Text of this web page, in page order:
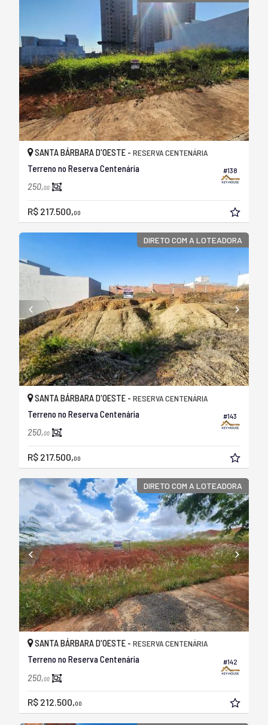
#138
SANTA BÁRBARA D'OESTE - RESERVA CENTENÁRIA
Terreno no Reserva Centenária
250,00
R$ 217.500,00
DIRETO COM A LOTEADORA
#143
SANTA BÁRBARA D'OESTE - RESERVA CENTENÁRIA
Terreno no Reserva Centenária
250,00
R$ 217.500,00
DIRETO COM A LOTEADORA
#142
SANTA BÁRBARA D'OESTE - RESERVA CENTENÁRIA
Terreno no Reserva Centenária
250,00
R$ 212.500,00